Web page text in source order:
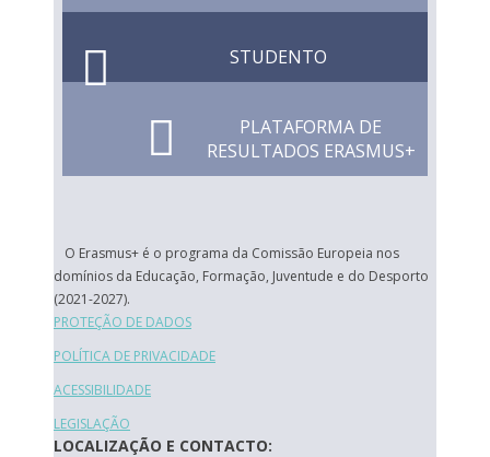
STUDENTO
PLATAFORMA DE
RESULTADOS ERASMUS+
O Erasmus+ é o programa da Comissão Europeia nos
domínios da Educação, Formação, Juventude e do Desporto
(2021-2027).
PROTEÇÃO DE DADOS
POLÍTICA DE PRIVACIDADE
ACESSIBILIDADE
LEGISLAÇÃO
LOCALIZAÇÃO E CONTACTO: